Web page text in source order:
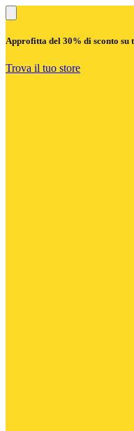
Approfitta del 30% di sconto su
Trova il tuo store